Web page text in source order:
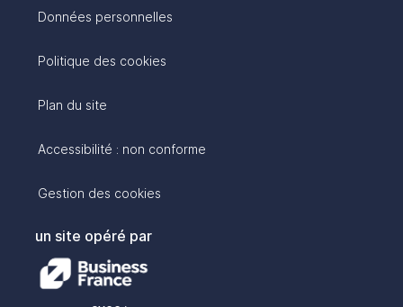
Données personnelles
Politique des cookies
Plan du site
Accessibilité : non conforme
Gestion des cookies
un site opéré par